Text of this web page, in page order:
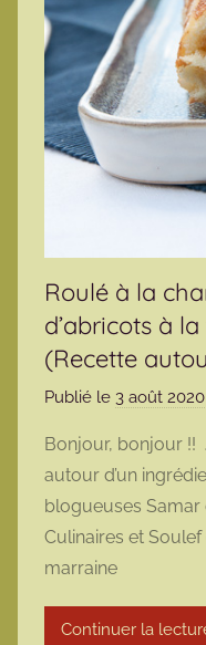
Roulé à la
d’abricots à
(Recette
Publié le 3 août 2020
Bonjour, bonjour !!
autour d’un
blogueuses
Culinaires et
marraine
Continuer la